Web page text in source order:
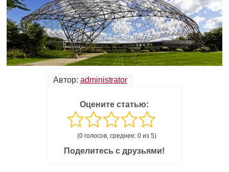
Автор: administrator
Оцените статью:
(0 голосов, среднее: 0 из 5)
Поделитесь с друзьями!